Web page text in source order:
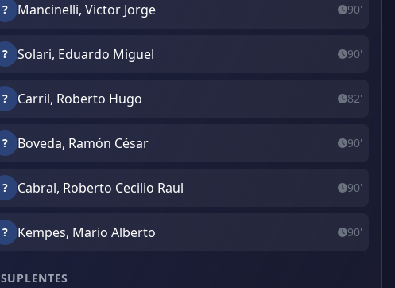
? Mancinelli, Victor Jorge 90'
? Solari, Eduardo Miguel 90'
? Carril, Roberto Hugo 82'
? Boveda, Ramón César 90'
? Cabral, Roberto Cecilio Raul 90'
? Kempes, Mario Alberto 90'
SUPLENTES